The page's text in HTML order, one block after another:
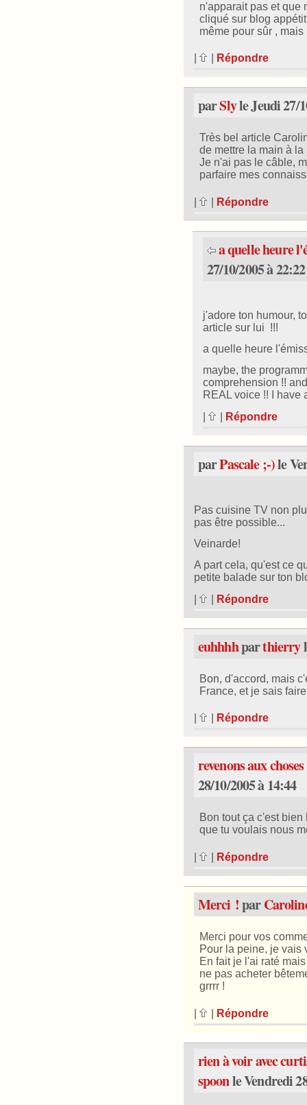
n'apparait pas et que
cliqué sur blog
même pour sûr ,
Répondre
parSlyle Jeudi 27/
Très bel article
de mettre la main à la
Je n'ai pas le câble,
parfaire mes
Répondre
a quelle heure
27/10/2005 à 22:22
j'adore ton humour,
article sur lui !!!
a quelle heure
maybe, the
comprehension !!
REAL voice !! I have
Répondre
parPascale ;-)le
Pas cuisine TV non
pas être possible...
Veinarde!
A part cela, qu'est ce
petite balade sur ton
Répondre
euhhhhparthierry
Bon, d'accord, mais
France, et je sais
Répondre
revenons aux
28/10/2005 à 14:44
Bon tout ça c'est
que tu voulais nous
Répondre
Merci !par
Merci pour vos
Pour la peine, je vais
En fait je l'ai raté
ne pas acheter
grrrr !
Répondre
rien à voir avec
spoonle Vendredi